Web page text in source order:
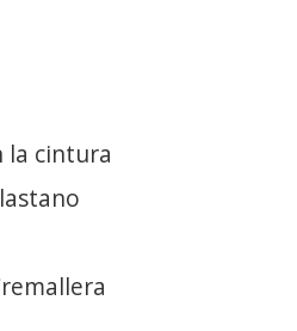
la cintura